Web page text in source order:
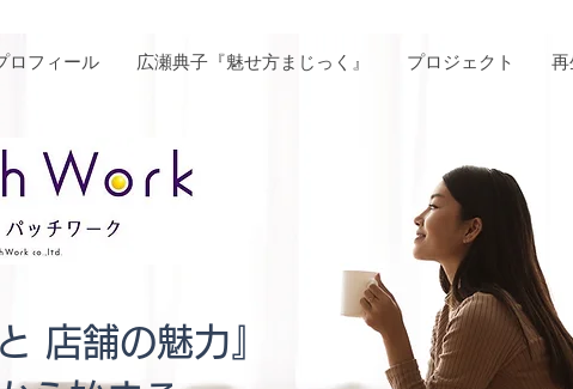
店舗の魅力』
ロフィール 広瀬典子『魅せ方まじっく』 プロジェクト 再